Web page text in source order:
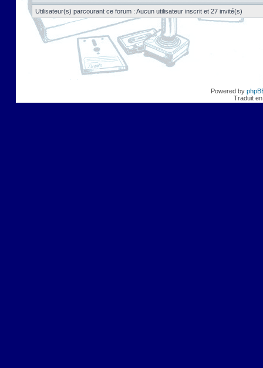
Utilisateur(s) parcourant ce forum : Aucun utilisateur inscrit et 27 invité(s)
Powered by
Traduit